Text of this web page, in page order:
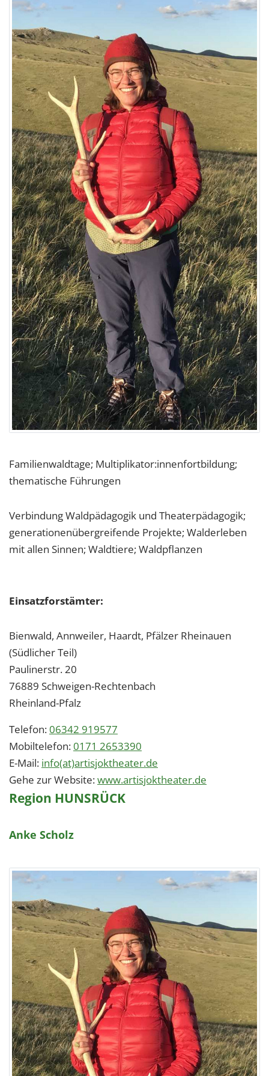
Familienwaldtage; Multiplikator:innenfortbildung;
thematische Führungen
Verbindung Waldpädagogik und Theaterpädagogik;
generationenübergreifende Projekte; Walderleben
mit allen Sinnen; Waldtiere; Waldpflanzen
Einsatzforstämter:
Bienwald, Annweiler, Haardt, Pfälzer Rheinauen
(Südlicher Teil)
Paulinerstr. 20
76889 Schweigen-Rechtenbach
Rheinland-Pfalz
Telefon:06342 919577
Mobiltelefon:0171 2653390
E-Mail: info(at)artisjoktheater.de
Gehe zur Website:www.artisjoktheater.de
Region HUNSRÜCK
Anke Scholz
EXTERNE MEDIEN
Um Inhalte von Videoplattformen und Social Media
Plattformen anzeigen zu können, werden von
diesen externen Medien Cookies gesetzt.
YouTube
Vimeo